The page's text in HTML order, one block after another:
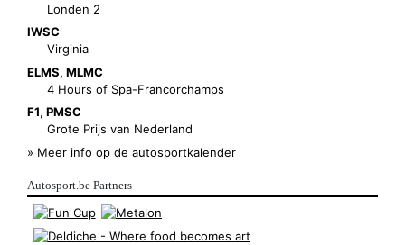
Londen 2
IWSC
Virginia
ELMS, MLMC
4 Hours of Spa-Francorchamps
F1, PMSC
Grote Prijs van Nederland
» Meer info op de autosportkalender
Autosport.be Partners